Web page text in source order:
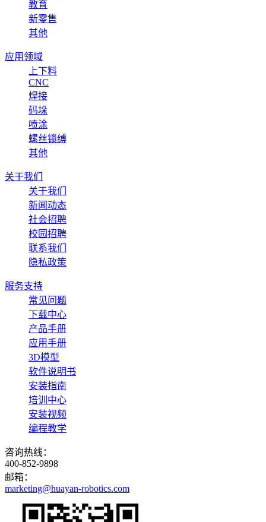
教育
新零售
其他
应用领域
上下料
CNC
焊接
码垛
喷涂
螺丝锁缚
其他
关于我们
关于我们
新闻动态
社会招聘
校园招聘
联系我们
隐私政策
服务支持
常见问题
下载中心
产品手册
应用手册
3D模型
软件说明书
安装指南
培训中心
安装视频
编程教学
咨询热线：
400-852-9898
邮箱：
marketing@huayan-robotics.com